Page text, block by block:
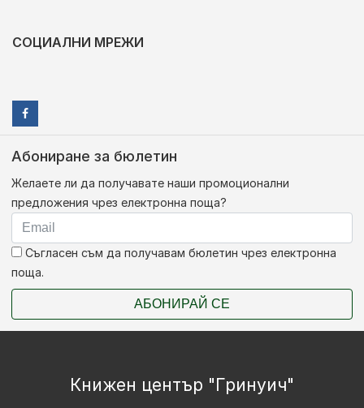
СОЦИАЛНИ МРЕЖИ
Абониране за бюлетин
Желаете ли да получавате наши промоционални
предложения чрез електронна поща?
Съгласен съм да получавам бюлетин чрез електронна
поща.
АБОНИРАЙ СЕ
Книжен център "Гринуич"